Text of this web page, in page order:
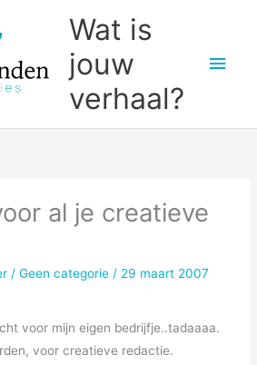
Wat is
jouw
verhaal?
al je creatieve
/Geen categorie / 29 maart 2007
voor mijn eigen bedrijfje..tadaaaa.
voor creatieve redactie.